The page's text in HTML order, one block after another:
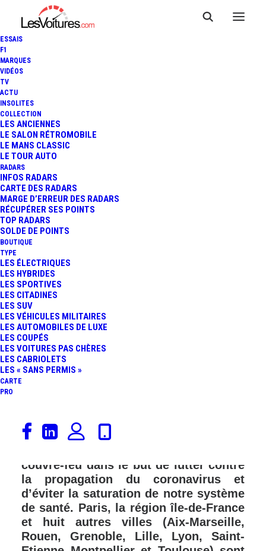
ESSAIS
F1
MARQUES
VIDÉOS
TV
ACTU
INSOLITES
COLLECTION
LES ANCIENNES
LE SALON RÉTROMOBILE
LE MANS CLASSIC
LE TOUR AUTO
RADARS
INFOS RADARS
CARTE DES RADARS
MARGE D’ERREUR DES RADARS
RÉCUPÉRER SES POINTS
TOP RADARS
SOLDE DE POINTS
BOUTIQUE
TYPE
LES ÉLECTRIQUES
LES HYBRIDES
LES SPORTIVES
LES CITADINES
LES SUV
LES VÉHICULES MILITAIRES
LES AUTOMOBILES DE LUXE
LES COUPÉS
LES VOITURES PAS CHÈRES
LES CABRIOLETS
LES « SANS PERMIS »
CARTE
PRO
NOUVELLE ATTESTATION DE
3 Minutes
La mercredi 14 octobre, lors d’une
interview télévisée, Emmanuel Macron
couvre-feu dans le but de lutter contre
la propagation du coronavirus et
d’éviter la saturation de notre système
de santé. Paris, la région île-de-France
et huit autres villes (Aix-Marseille,
Rouen, Grenoble, Lille, Lyon, Saint-